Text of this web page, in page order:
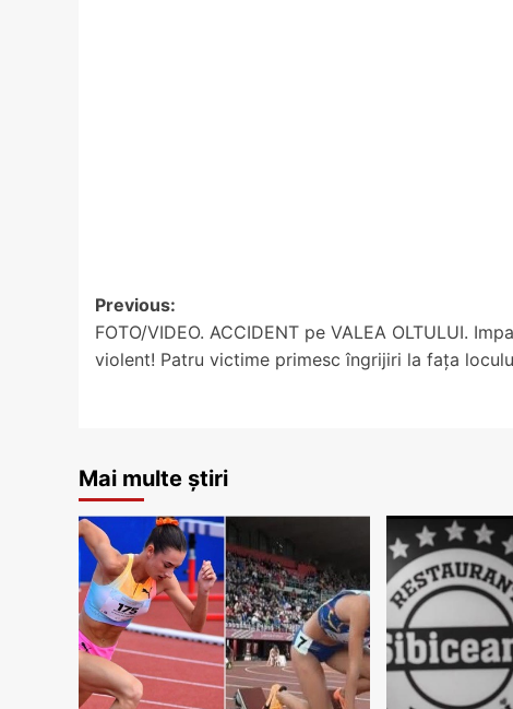
Post
navigation
Previous:
FOTO/VIDEO. ACCIDENT pe VALEA OLTULUI.
violent! Patru victime primesc îngrijiri la fața
Mai multe știri